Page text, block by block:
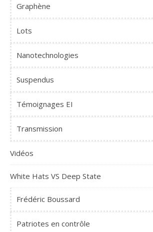
Graphène
Lots
Nanotechnologies
Suspendus
Témoignages EI
Transmission
Vidéos
White Hats VS Deep State
Frédéric Boussard
Patriotes en contrôle